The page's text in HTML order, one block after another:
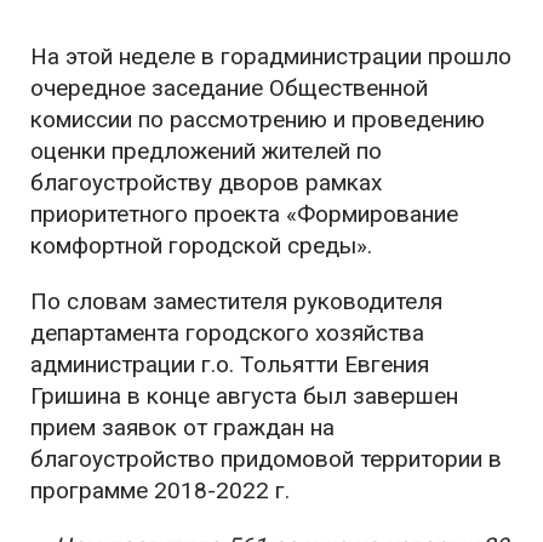
На этой неделе в горадминистрации прошло
очередное заседание Общественной
комиссии по рассмотрению и проведению
оценки предложений жителей по
благоустройству дворов рамках
приоритетного проекта «Формирование
комфортной городской среды».
По словам заместителя руководителя
департамента городского хозяйства
администрации г.о. Тольятти Евгения
Гришина в конце августа был завершен
прием заявок от граждан на
благоустройство придомовой территории в
программе 2018-2022 г.